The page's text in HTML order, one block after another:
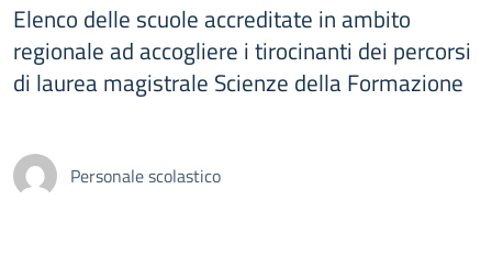
Elenco delle scuole accreditate in ambito
regionale ad accogliere i tirocinanti dei percorsi
di laurea magistrale Scienze della Formazione
Personale scolastico